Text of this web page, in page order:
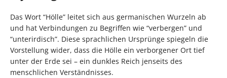
Das Wort “Hölle” leitet sich aus germanischen Wurzeln ab
und hat Verbindungen zu Begriffen wie “verbergen” und
“unterirdisch”. Diese sprachlichen Ursprünge spiegeln die
Vorstellung wider, dass die Hölle ein verborgener Ort tief
unter der Erde sei – ein dunkles Reich jenseits des
menschlichen Verständnisses.